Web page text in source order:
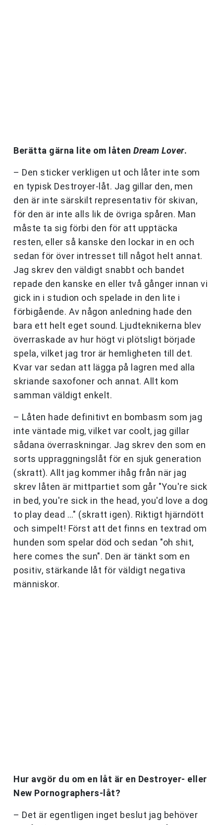
Berätta gärna lite om låten Dream Lover.
– Den sticker verkligen ut och låter inte som
en typisk Destroyer-låt. Jag gillar den, men
den är inte särskilt representativ för skivan,
för den är inte alls lik de övriga spåren. Man
måste ta sig förbi den för att upptäcka
resten, eller så kanske den lockar in en och
sedan för över intresset till något helt annat.
Jag skrev den väldigt snabbt och bandet
repade den kanske en eller två gånger innan vi
gick in i studion och spelade in den lite i
förbigående. Av någon anledning hade den
bara ett helt eget sound. Ljudteknikerna blev
överraskade av hur högt vi plötsligt började
spela, vilket jag tror är hemligheten till det.
Kvar var sedan att lägga på lagren med alla
skriande saxofoner och annat. Allt kom
samman väldigt enkelt.
– Låten hade definitivt en bombasm som jag
inte väntade mig, vilket var coolt, jag gillar
sådana överraskningar. Jag skrev den som en
sorts uppraggningslåt för en sjuk generation
(skratt). Allt jag kommer ihåg från när jag
skrev låten är mittpartiet som går "You're sick
in bed, you're sick in the head, you'd love a dog
to play dead …" (skratt igen). Riktigt hjärndött
och simpelt! Först att det finns en textrad om
hunden som spelar död och sedan "oh shit,
here comes the sun". Den är tänkt som en
positiv, stärkande låt för väldigt negativa
människor.
Hur avgör du om en låt är en Destroyer- eller
New Pornographers-låt?
– Det är egentligen inget beslut jag behöver